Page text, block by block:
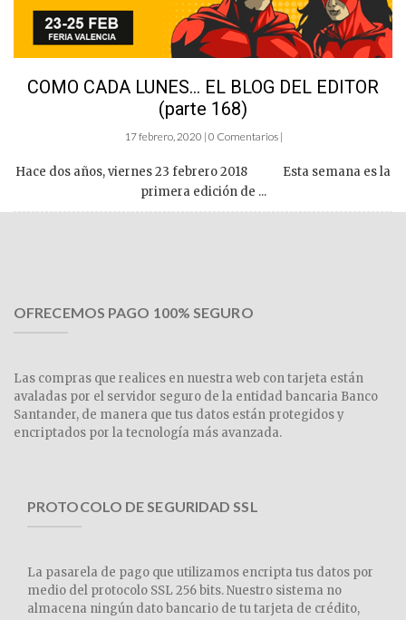
COMO CADA LUNES… EL BLOG DEL EDITOR
(parte 168)
17 febrero, 2020 | 0 Comentarios |
Hace dos años, viernes 23 febrero 2018 Esta semana es la
primera edición de ...
OFRECEMOS PAGO 100% SEGURO
Las compras que realices en nuestra web con tarjeta están
avaladas por el servidor seguro de la entidad bancaria Banco
Santander, de manera que tus datos están protegidos y
encriptados por la tecnología más avanzada.
PROTOCOLO DE SEGURIDAD SSL
La pasarela de pago que utilizamos encripta tus datos por
medio del protocolo SSL 256 bits. Nuestro sistema no
almacena ningún dato bancario de tu tarjeta de crédito,